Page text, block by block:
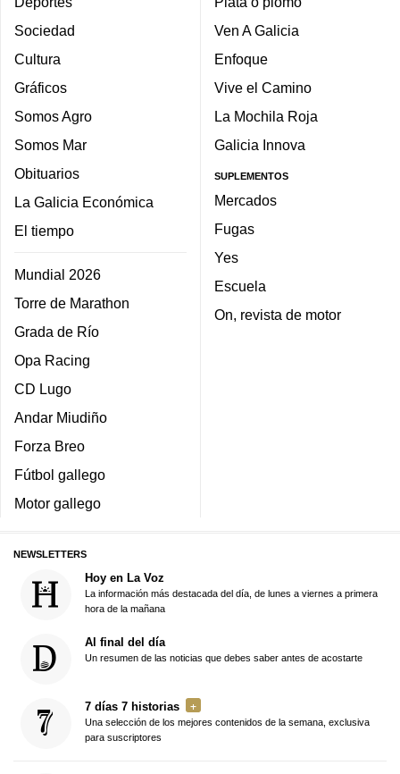
Sociedad
Cultura
Gráficos
Somos Agro
Somos Mar
Obituarios
La Galicia Económica
El tiempo
Mundial 2026
Torre de Marathon
Grada de Río
Opa Racing
CD Lugo
Andar Miudiño
Forza Breo
Fútbol gallego
Motor gallego
Ven A Galicia
Enfoque
Vive el Camino
La Mochila Roja
Galicia Innova
SUPLEMENTOS
Mercados
Fugas
Yes
Escuela
On, revista de motor
NEWSLETTERS
Hoy en La Voz
La información más destacada del día, de lunes a viernes a primera
hora de la mañana
Al final del día
Un resumen de las noticias que debes saber antes de acostarte
7 días 7 historias
Una selección de los mejores contenidos de la semana, exclusiva
para suscriptores